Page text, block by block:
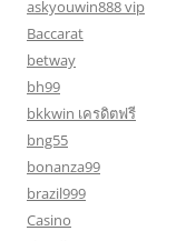
askyouwin888 vip
Baccarat
betway
bh99
bkkwin เครดิตฟรี
bng55
bonanza99
brazil999
Casino